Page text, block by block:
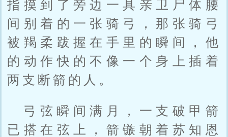
指摸到了旁边一具亲卫尸体腰
间别着的一张骑弓，那张骑弓
被羯柔跋握在手里的瞬间，他
的动作快的不像一个身上插着
两支断箭的人。
弓弦瞬间满月，一支破甲箭
已搭在弦上，箭镞朝着苏知恩